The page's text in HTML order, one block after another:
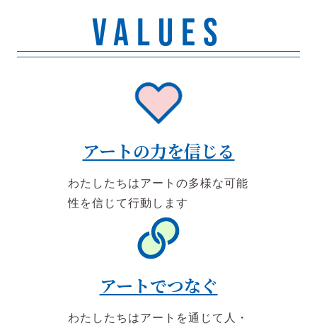
VALUES
アートの力を信じる
わたしたちはアートの多様な可能
性を信じて行動します
アートでつなぐ
わたしたちはアートを通じて人・